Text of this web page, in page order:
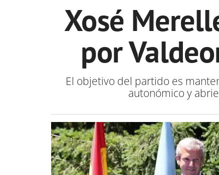
Xosé
por
El objetivo del partido es
autonómico y